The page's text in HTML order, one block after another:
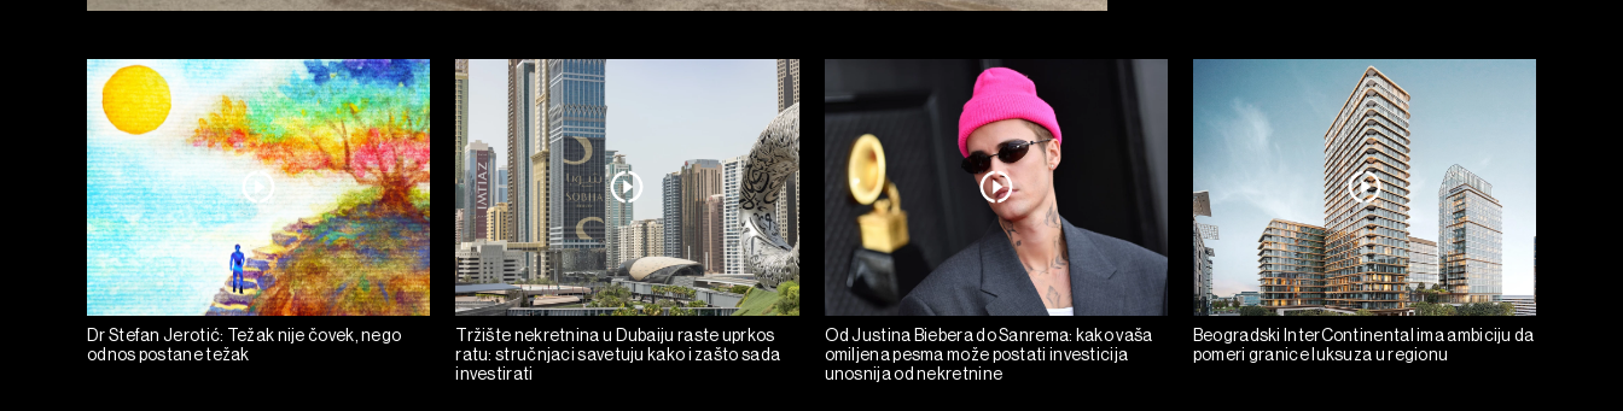
Dr Stefan Jerotić: Težak nije čovek, nego
odnos postane težak
Tržište nekretnina u Dubaiju raste uprkos
ratu: stručnjaci savetuju kako i zašto sada
investirati
Od Justina Biebera do Sanrema: kako vaša
omiljena pesma može postati investicija
unosnija od nekretnine
Beogradski InterContinental ima ambiciju da
pomeri granice luksuza u regionu